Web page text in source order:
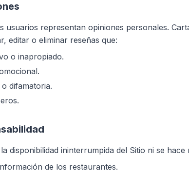
usuarios representan opiniones personales.
editar o eliminar reseñas que:
o inapropiado.
difamatoria.
disponibilidad ininterrumpida del Sitio ni se
de los restaurantes.